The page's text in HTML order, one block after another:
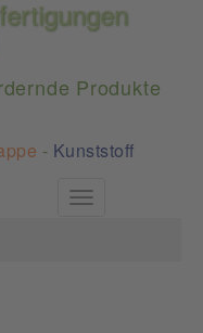
Produkte
- Kunststoff
Toggle